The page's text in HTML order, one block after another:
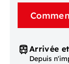
Arrivée
Depuis